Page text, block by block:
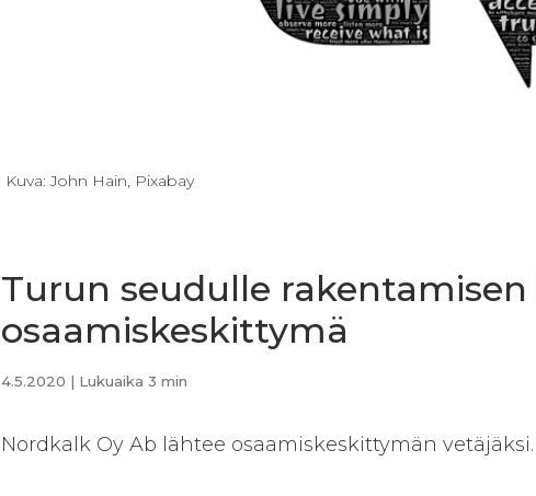
Kuva: John Hain, Pixabay
Turun seudulle
osaamiskeskittymä
4.5.2020 | Lukuaika 3 min
Nordkalk Oy Ab lähtee osaamiskeskittymän vetäjäksi.